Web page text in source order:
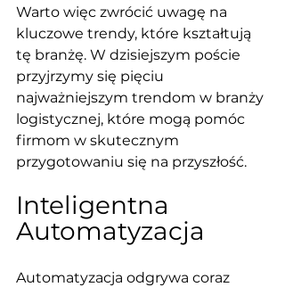
Warto więc zwrócić uwagę na
kluczowe trendy, które kształtują
tę branżę. W dzisiejszym poście
przyjrzymy się pięciu
najważniejszym trendom w branży
logistycznej, które mogą pomóc
firmom w skutecznym
przygotowaniu się na przyszłość.
Inteligentna
Automatyzacja
Automatyzacja odgrywa coraz